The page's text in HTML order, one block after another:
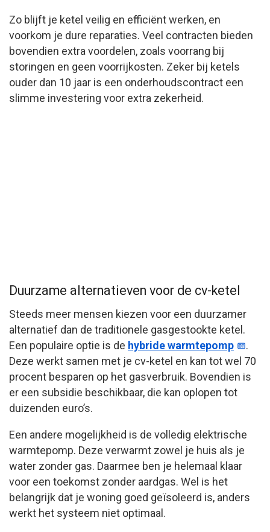
Zo blijft je ketel veilig en efficiënt werken, en
voorkom je dure reparaties. Veel contracten bieden
bovendien extra voordelen, zoals voorrang bij
storingen en geen voorrijkosten. Zeker bij ketels
ouder dan 10 jaar is een onderhoudscontract een
slimme investering voor extra zekerheid.
Duurzame alternatieven voor de cv-ketel
Steeds meer mensen kiezen voor een duurzamer
alternatief dan de traditionele gasgestookte ketel.
Een populaire optie is de hybride warmtepomp
.
Deze werkt samen met je cv-ketel en kan tot wel 70
procent besparen op het gasverbruik. Bovendien is
er een subsidie beschikbaar, die kan oplopen tot
duizenden euro’s.
Een andere mogelijkheid is de volledig elektrische
warmtepomp. Deze verwarmt zowel je huis als je
water zonder gas. Daarmee ben je helemaal klaar
voor een toekomst zonder aardgas. Wel is het
belangrijk dat je woning goed geïsoleerd is, anders
werkt het systeem niet optimaal.